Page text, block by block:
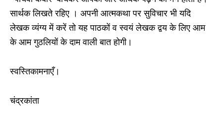
सार्थक लिखते रहिए । अपनी आत्मकथा पर सुविचार भी यदि
लेखक व्यंग्य में करें तो यह पाठकों व स्वयं लेखक द्वय के लिए आम
के आम गुठलियों के दाम वाली बात होगी।
स्वस्तिकामनाएँ।
चंद्रकांता